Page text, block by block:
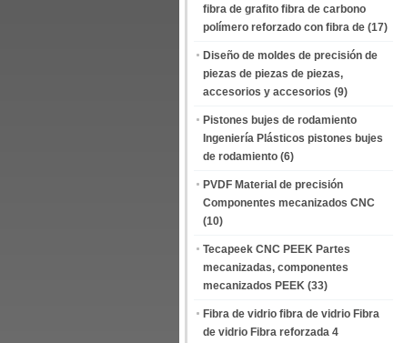
fibra de grafito fibra de carbono
polímero reforzado con fibra de (17)
Diseño de moldes de precisión de
piezas de piezas de piezas,
accesorios y accesorios (9)
Pistones bujes de rodamiento
Ingeniería Plásticos pistones bujes
de rodamiento (6)
PVDF Material de precisión
Componentes mecanizados CNC
(10)
Tecapeek CNC PEEK Partes
mecanizadas, componentes
mecanizados PEEK (33)
Fibra de vidrio fibra de vidrio Fibra
de vidrio Fibra reforzada 4